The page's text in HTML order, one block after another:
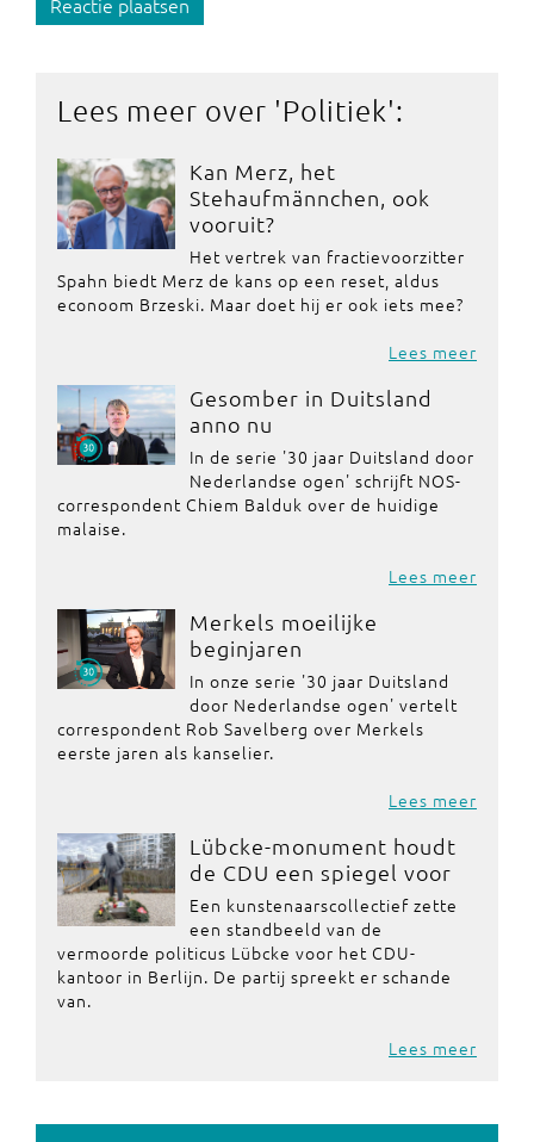
Lees meer over 'Politiek':
Kan Merz, het
Stehaufmännchen, ook
vooruit?
Het vertrek van fractievoorzitter
Spahn biedt Merz de kans op een reset, aldus
econoom Brzeski. Maar doet hij er ook iets mee?
Lees meer
Gesomber in Duitsland
anno nu
In de serie '30 jaar Duitsland door
Nederlandse ogen' schrijft NOS-
correspondent Chiem Balduk over de huidige
malaise.
Lees meer
Merkels moeilijke
beginjaren
In onze serie '30 jaar Duitsland
door Nederlandse ogen' vertelt
correspondent Rob Savelberg over Merkels
eerste jaren als kanselier.
Lees meer
Lübcke-monument houdt
de CDU een spiegel voor
Een kunstenaarscollectief zette
een standbeeld van de
vermoorde politicus Lübcke voor het CDU-
kantoor in Berlijn. De partij spreekt er schande
van.
Lees meer